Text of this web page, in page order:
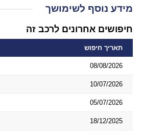
מידע נוסף לשימושך
חיפושים אחרונים לרכב זה
תאריך חיפוש
08/08/2026
10/07/2026
05/07/2026
18/12/2025